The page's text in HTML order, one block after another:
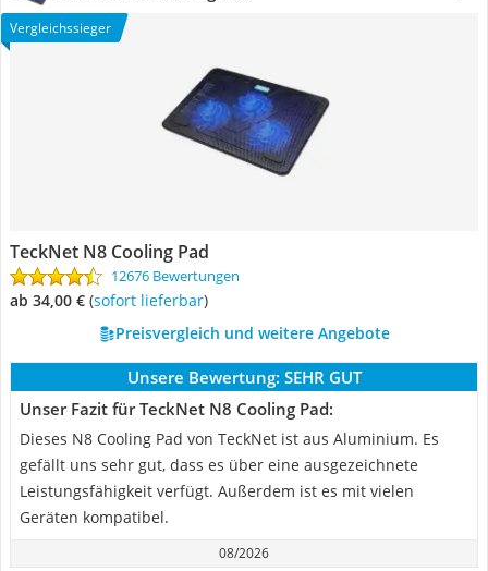
Vergleichssieger
TeckNet N8 Cooling Pad
12676 Bewertungen
ab 34,00 € ( Sofort lieferbar)
Preisvergleich und weitere Angebote
Unsere Bewertung: SEHR GUT
Unser Fazit für TeckNet N8 Cooling Pad:
Dieses N8 Cooling Pad von TeckNet ist aus Aluminium. Es
gefällt uns sehr gut, dass es über eine ausgezeichnete
Leistungsfähigkeit verfügt. Außerdem ist es mit vielen
Geräten kompatibel.
08/2026